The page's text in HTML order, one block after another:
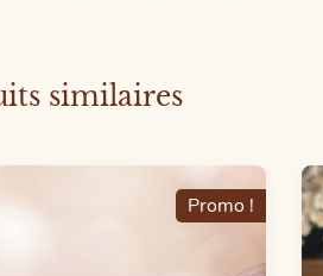
similaires
Promo !